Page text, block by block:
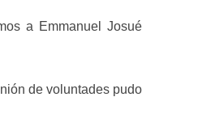
a Emmanuel Josué
de voluntades pudo